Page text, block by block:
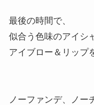
最後の時間で、
似合う色味のアイシ
アイブロー＆リップ
ノーファンデ、ノー